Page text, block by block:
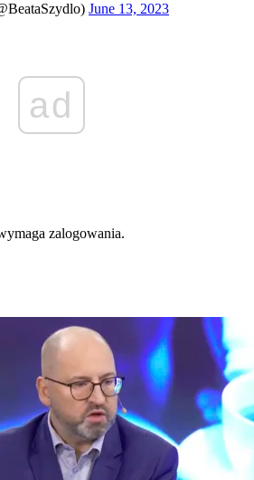
June 13, 2023
ad
zalogowania.